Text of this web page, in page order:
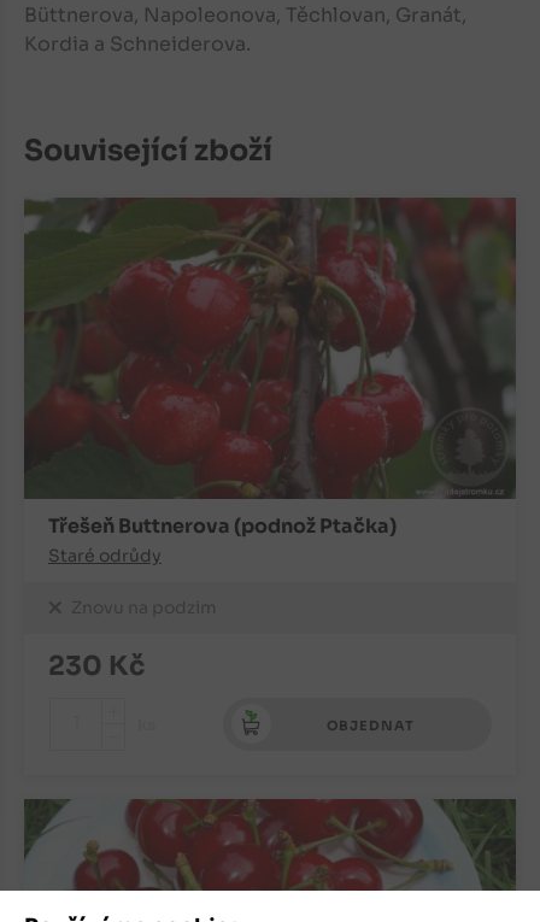
Büttnerova, Napoleonova, Těchlovan, Granát,
Kordia a Schneiderova.
Související zboží
Třešeň Buttnerova (podnož Ptačka)
Staré odrůdy
Znovu na podzim
230 Kč
OBJEDNAT